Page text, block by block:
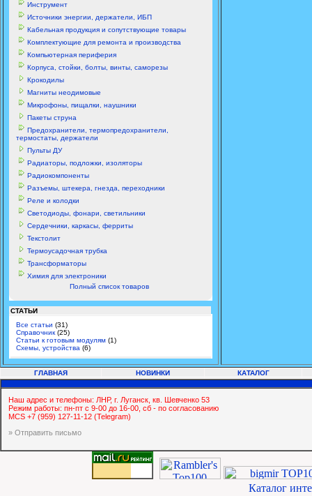
Инструмент
Источники энергии, держатели, ИБП
Кабельная продукция и сопутствующие товары
Комплектующие для ремонта и производства
Компьютерная периферия
Корпуса, стойки, болты, винты, саморезы
Крокодилы
Магниты неодимовые
Микрофоны, пищалки, наушники
Пакеты струна
Предохранители, термопредохранители,
термостаты, держатели
Пульты ДУ
Радиаторы, подложки, изоляторы
Радиокомпоненты
Разъемы, штекера, гнезда, переходники
Реле и колодки
Светодиоды, фонари, светильники
Сердечники, каркасы, ферриты
Текстолит
Термоусадочная трубка
Трансформаторы
Химия для электроники
Полный список товаров
СТАТЬИ
Все статьи (31)
Справочник (25)
Статьи к готовым модулям (1)
Схемы, устройства (6)
ГЛАВНАЯ НОВИНКИ КАТАЛОГ
Наш адрес и телефоны: ЛНР, г. Луганск, кв. Шевченко 53
Режим работы: пн-пт с 9-00 до 16-00, сб - по согласованию
MCS +7 (959) 127-11-12 (Telegram)
» Отправить письмо
Каталог